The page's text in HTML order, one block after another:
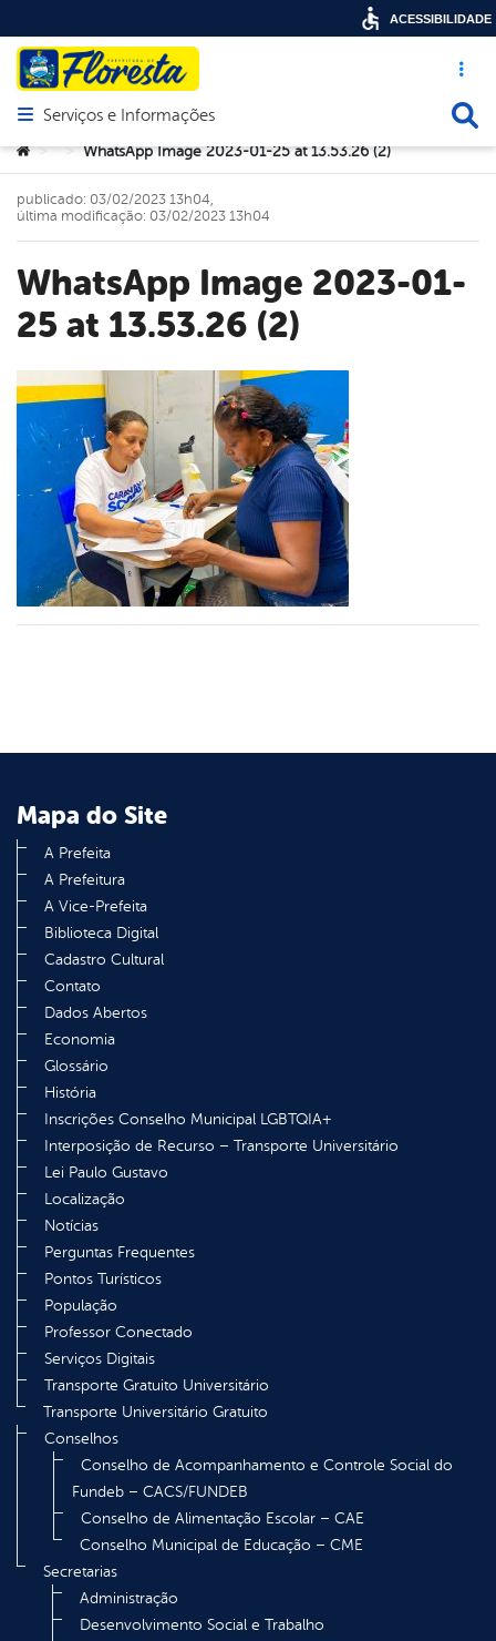
Acesso
Abrir menu principal de navegação
Serviços e Informações
Você está aqui:
> > WhatsApp Image 2023-01-25 at 13.53.26 (2)
WhatsApp Image 2023-01-
25 at 13.53.26 (2)
publicado: 03/02/2023 13h04,
última modificação: 03/02/2023 13h04
Mapa do Site
A Prefeita
A Prefeitura
A Vice-Prefeita
Biblioteca Digital
Cadastro Cultural
Contato
Dados Abertos
Economia
Glossário
História
Inscrições Conselho Municipal LGBTQIA+
Interposição de Recurso – Transporte Universitário
Lei Paulo Gustavo
Localização
Notícias
Perguntas Frequentes
Pontos Turísticos
População
Professor Conectado
Serviços Digitais
Transporte Gratuito Universitário
Transporte Universitário Gratuito
Conselhos
Conselho de Acompanhamento e Controle Social do
Fundeb – CACS/FUNDEB
Conselho de Alimentação Escolar – CAE
Conselho Municipal de Educação – CME
Secretarias
Administração
Desenvolvimento Social e Trabalho
ACESSIBILIDADE